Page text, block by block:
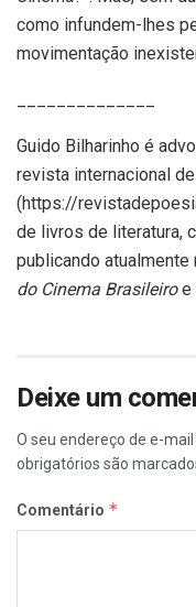
como infundem-lhes
movimentação
Guido Bilharinho é
revista internacional
(https://
de livros de literatura,
publicando
do Cinema Brasileiroe
Deixe um
O seu endereço de e-
obrigatórios são
Comentário *